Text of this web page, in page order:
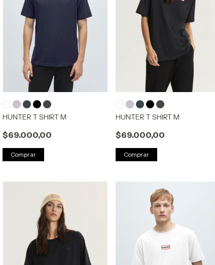
HUNTER T SHIRT M
$69.000,00
Comprar
HUNTER T SHIRT M
$69.000,00
Comprar